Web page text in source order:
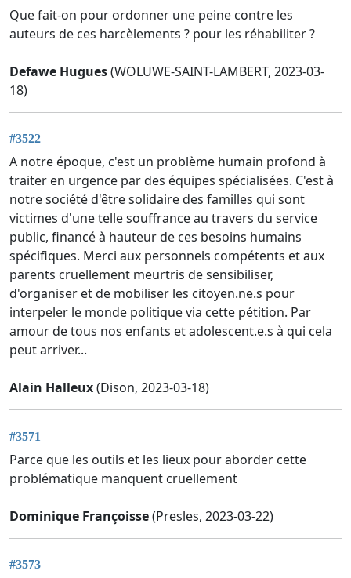
Que fait-on pour ordonner une peine contre les
auteurs de ces harcèlements ? pour les réhabiliter ?
Defawe Hugues(WOLUWE-SAINT-LAMBERT, 2023-03-
18)
#3522
A notre époque, c'est un problème humain profond à
traiter en urgence par des équipes spécialisées. C'est à
notre société d'être solidaire des familles qui sont
victimes d'une telle souffrance au travers du service
public, financé à hauteur de ces besoins humains
spécifiques. Merci aux personnels compétents et aux
parents cruellement meurtris de sensibiliser,
d'organiser et de mobiliser les citoyen.ne.s pour
interpeler le monde politique via cette pétition. Par
amour de tous nos enfants et adolescent.e.s à qui cela
peut arriver...
Alain Halleux(Dison, 2023-03-18)
#3571
Parce que les outils et les lieux pour aborder cette
problématique manquent cruellement
Dominique Françoisse(Presles, 2023-03-22)
#3573